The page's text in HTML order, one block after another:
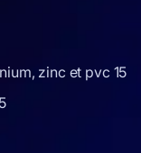
zinc et pvc 15